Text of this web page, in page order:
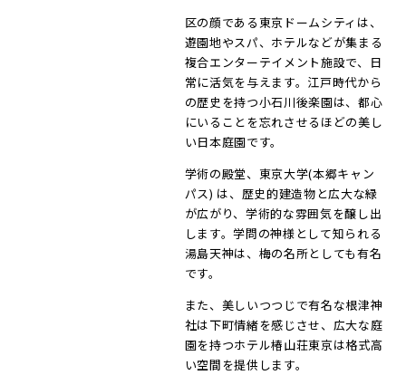
区の顔である東京ドームシティは、
遊園地やスパ、ホテルなどが集まる
複合エンターテイメント施設で、日
常に活気を与えます。江戸時代から
の歴史を持つ小石川後楽園は、都心
にいることを忘れさせるほどの美し
い日本庭園です。
学術の殿堂、東京大学(本郷キャン
パス) は、歴史的建造物と広大な緑
が広がり、学術的な雰囲気を醸し出
します。学問の神様として知られる
湯島天神は、梅の名所としても有名
です。
また、美しいつつじで有名な根津神
社は下町情緒を感じさせ、広大な庭
園を持つホテル椿山荘東京は格式高
い空間を提供します。